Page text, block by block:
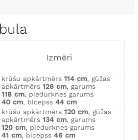
Izmēri
krūšu apkārtmērs 114 cm, gūžas
apkārtmērs 128 cm, garums
118 cm, piedurknes garums
40 cm, bicepss 44 cm
krūšu apkārtmērs 120 cm, gūžas
apkārtmērs 134 cm, garums
120 cm, piedurknes garums
41 cm, bicepss 46 cm